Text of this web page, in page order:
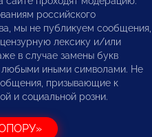
российского
мы не публикуем сообщения,
лексику и/или
в случае замены букв
любыми иными символами. Не
призывающие к
и социальной розни.